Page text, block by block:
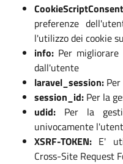
preferenze
l'utilizzo dei cookie
info: Per
dall'utente
laravel_session:
session_id: Per la
udid: Per la
univocamente
XSRF-TOKEN: E'
Cross-Site Request